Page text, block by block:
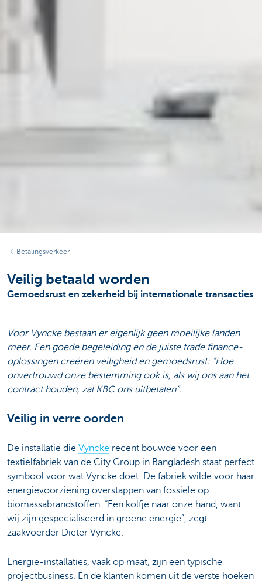
Betalingsverkeer
Veilig betaald worden
Gemoedsrust en zekerheid bij internationale transacties
Voor Vyncke bestaan er eigenlijk geen moeilijke landen
meer. Een goede begeleiding en de juiste trade finance-
oplossingen creëren veiligheid en gemoedsrust: “Hoe
onvertrouwd onze bestemming ook is, als wij ons aan het
contract houden, zal KBC ons uitbetalen”.
Veilig in verre oorden
De installatie die Vyncke recent bouwde voor een
textielfabriek van de City Group in Bangladesh staat perfect
symbool voor wat Vyncke doet. De fabriek wilde voor haar
energievoorziening overstappen van fossiele op
biomassabrandstoffen. “Een kolfje naar onze hand, want
wij zijn gespecialiseerd in groene energie”, zegt
zaakvoerder Dieter Vyncke.
Energie-installaties, vaak op maat, zijn een typische
projectbusiness. En de klanten komen uit de verste hoeken